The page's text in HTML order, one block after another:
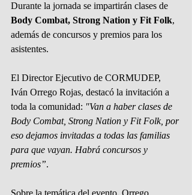
Durante la jornada se impartirán clases de
Body Combat, Strong Nation y Fit Folk,
además de concursos y premios para los
asistentes.
El Director Ejecutivo de CORMUDEP,
Iván Orrego Rojas, destacó la invitación a
toda la comunidad: "Van a haber clases de
Body Combat, Strong Nation y Fit Folk, por
eso dejamos invitadas a todas las familias
para que vayan. Habrá concursos y
premios”.
Sobre la temática del evento, Orrego